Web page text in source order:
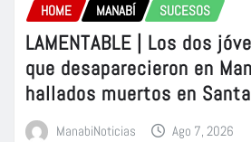
HOME MANABÍ SUCESOS
LAMENTABLE | Los dos
que desaparecieron en
hallados muertos en
ManabiNoticias Ago 7, 2026